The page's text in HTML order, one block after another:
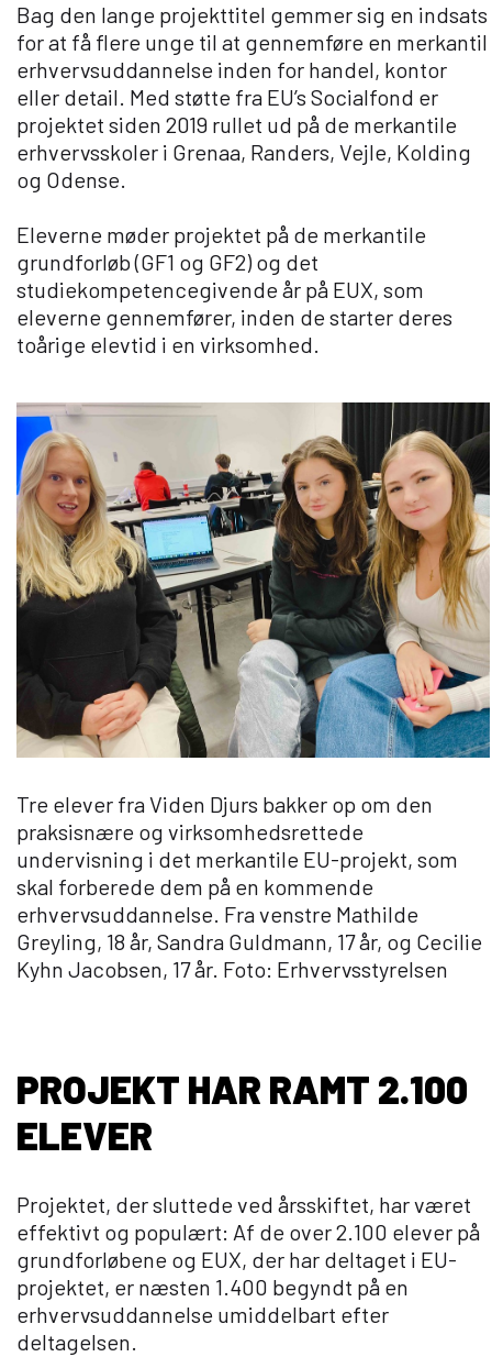
Job på Viden Djurs
Kvalitet
Brochurereol
Oplæsning af tekst
Bag den lange projekttitel gemmer sig en indsats
for at få flere unge til at gennemføre en merkantil
erhvervsuddannelse inden for handel, kontor
eller detail. Med støtte fra EU’s Socialfond er
projektet siden 2019 rullet ud på de merkantile
erhvervsskoler i Grenaa, Randers, Vejle, Kolding
og Odense.
Eleverne møder projektet på de merkantile
grundforløb (GF1 og GF2) og det
studiekompetencegivende år på EUX, som
eleverne gennemfører, inden de starter deres
toårige elevtid i en virksomhed.
Tre elever fra Viden Djurs bakker op om den
praksisnære og virksomhedsrettede
undervisning i det merkantile EU-projekt, som
skal forberede dem på en kommende
erhvervsuddannelse. Fra venstre Mathilde
Greyling, 18 år, Sandra Guldmann, 17 år, og Cecilie
Kyhn Jacobsen, 17 år. Foto: Erhvervsstyrelsen
PROJEKT HAR RAMT 2.100
ELEVER
Projektet, der sluttede ved årsskiftet, har været
effektivt og populært: Af de over 2.100 elever på
grundforløbene og EUX, der har deltaget i EU-
projektet, er næsten 1.400 begyndt på en
erhvervsuddannelse umiddelbart efter
deltagelsen.